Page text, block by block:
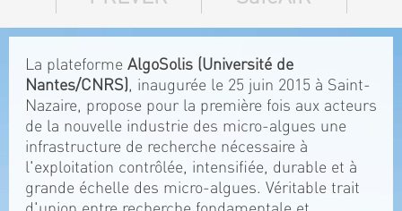
La plateforme AlgoSolis (Université de
Nantes/CNRS), inaugurée le 25 juin 2015 à Saint-
Nazaire, propose pour la première fois aux acteurs
de la nouvelle industrie des micro-algues une
infrastructure de recherche nécessaire à
l'exploitation contrôlée, intensifiée, durable et à
grande échelle des micro-algues. Véritable trait